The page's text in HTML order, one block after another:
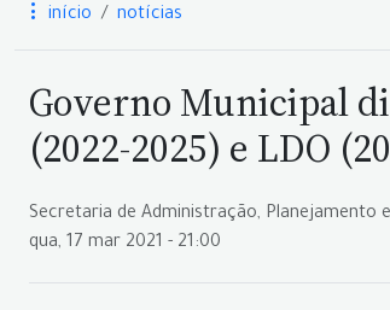
início notícias
Governo Municipal
(2022-2025) e LDO
Secretaria de Administração, Planejamento
qua, 17 mar 2021 - 21:00